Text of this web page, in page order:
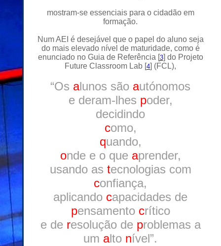
mostram-se essenciais para o cidadão em
formação.
Num AEI é desejável que o papel do aluno seja
do mais elevado nível de maturidade, como é
enunciado no Guia de Referência [3] do Projeto
Future Classroom Lab [4] (FCL),
“Os alunos são autónomos
e deram-lhes poder,
decidindo
como,
quando,
onde e o que aprender,
usando as tecnologias com
confiança,
aplicando capacidades de
pensamento crítico
e de resolução de problemas a
um alto nível”.